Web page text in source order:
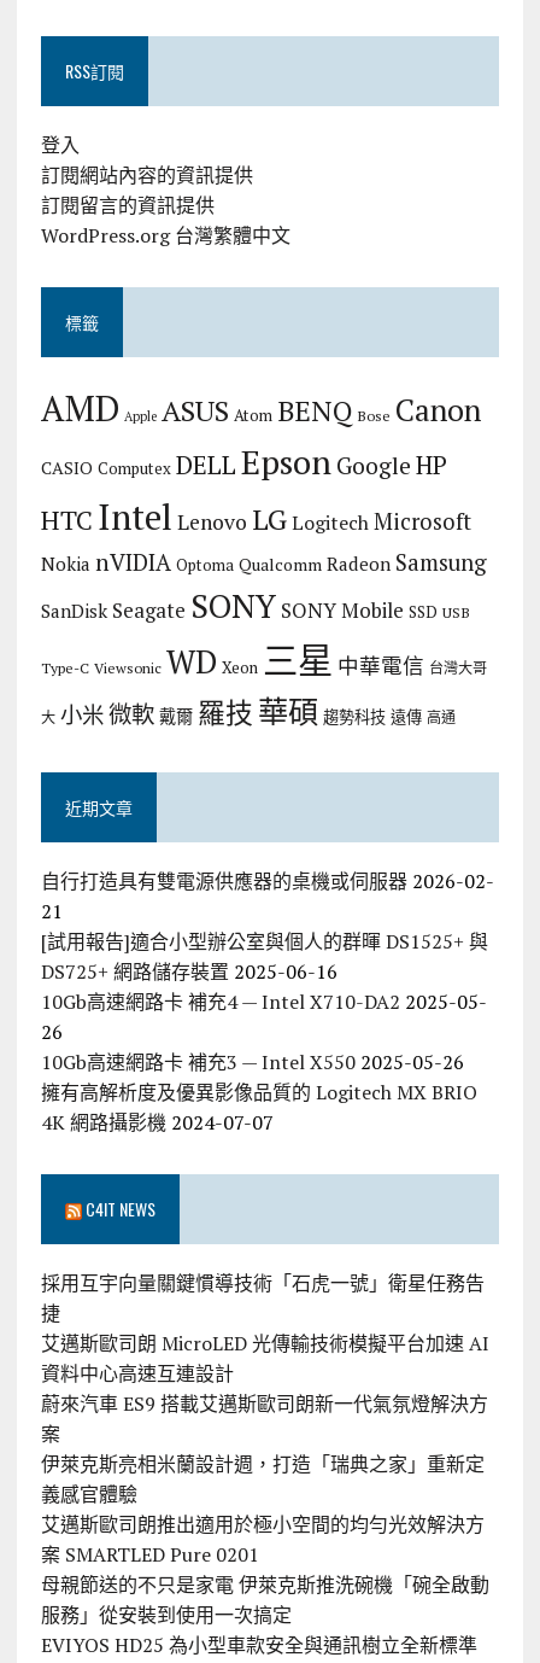
RSS訂閱
登入
訂閱網站內容的資訊提供
訂閱留言的資訊提供
WordPress.org 台灣繁體中文
標籤
AMD Apple ASUS Atom BENQ Bose Canon
CASIO Computex DELLEpson Google HP
HTC Intel Lenovo LG Logitech Microsoft
Nokia nVIDIA Optoma Qualcomm Radeon Samsung
SanDisk Seagate SONY SONY Mobile SSD USB
Type-C Viewsonic WD Xeon 三星 中華電信 台灣大哥
大 小米微軟 戴爾 羅技華碩 趨勢科技 遠傳 高通
近期文章
自行打造具有雙電源供應器的桌機或伺服器 2026-02-
21
[試用報告]適合小型辦公室與個人的群暉 DS1525+ 與
DS725+ 網路儲存裝置 2025-06-16
10Gb高速網路卡 補充4 — Intel X710-DA2 2025-05-
26
10Gb高速網路卡 補充3 — Intel X550 2025-05-26
擁有高解析度及優異影像品質的 Logitech MX BRIO
4K 網路攝影機 2024-07-07
C4IT NEWS
採用互宇向量關鍵慣導技術「石虎一號」衛星任務告
捷
艾邁斯歐司朗 MicroLED 光傳輸技術模擬平台加速 AI
資料中心高速互連設計
蔚來汽車 ES9 搭載艾邁斯歐司朗新一代氣氛燈解決方
案
伊萊克斯亮相米蘭設計週，打造「瑞典之家」重新定
義感官體驗
艾邁斯歐司朗推出適用於極小空間的均勻光效解決方
案 SMARTLED Pure 0201
母親節送的不只是家電 伊萊克斯推洗碗機「碗全啟動
服務」從安裝到使用一次搞定
EVIYOS HD25 為小型車款安全與通訊樹立全新標準